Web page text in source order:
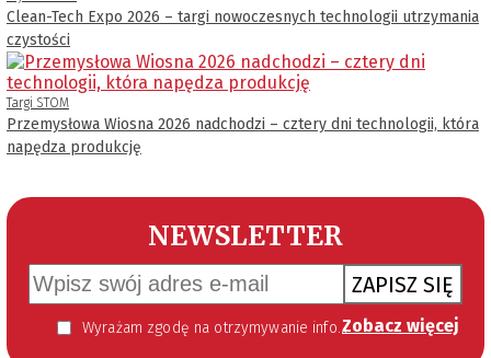
Clean-Tech Expo 2026 – targi nowoczesnych technologii utrzymania
czystości
Targi STOM
Przemysłowa Wiosna 2026 nadchodzi – cztery dni technologii, która
napędza produkcję
NEWSLETTER
ZAPISZ SIĘ
Wyrażam zgodę na otrzymywanie informacji handlowej kierowanej do mnie za pomocą środków komunikacji elektronicznej w szczególności poczty elektronicznej zgodnie z przepisem art. 10 ust 2 ustawy z dnia 18 lipca 2002 roku o świadczeniu usług drogą elektroniczną (Dz. U. 144 z 2002 r. poz. 1204). Zgoda jest dobrowolna, jednak jej wyrażenie jest konieczne, aby otrzymywać newsletter. Zobacz więcej